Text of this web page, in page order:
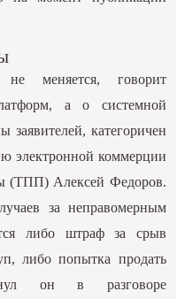
меняется, говорит
а о системной
заявителей, категоричен
электронной коммерции
(ТПП) Алексей Федоров.
за неправомерным
либо штраф за срыв
либо попытка продать
он в разговоре